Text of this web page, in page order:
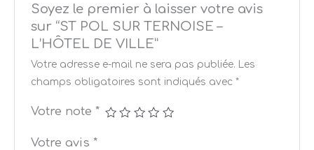
Soyez le premier à laisser votre avis
sur “ST POL SUR TERNOISE –
L’HÔTEL DE VILLE”
Votre adresse e-mail ne sera pas publiée.
Les
champs obligatoires sont indiqués avec *
Votre note *
Votre avis *